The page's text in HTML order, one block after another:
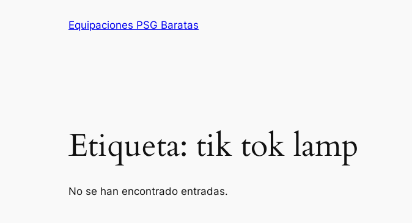
Equipaciones PSG Baratas
Etiqueta: tik tok lamp
No se han encontrado entradas.